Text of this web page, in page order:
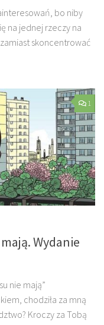
bo niby
na jednej rzeczy na
skoncentrować
1
Wydanie
nie mają”
chodziła za mną
Kroczy za Tobą